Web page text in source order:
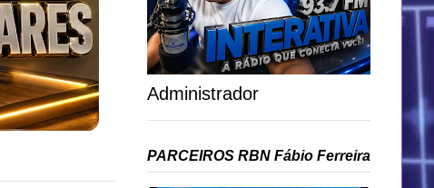
Administrador
PARCEIROS RBN Fábio Ferreira